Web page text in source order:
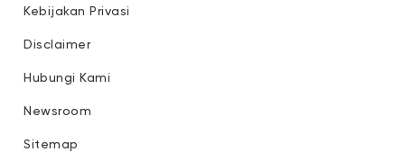
Kebijakan Privasi
Disclaimer
Hubungi Kami
Newsroom
Sitemap